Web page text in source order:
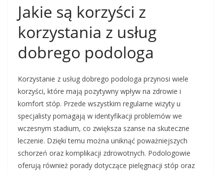
Jakie są korzyści z
korzystania z usług
dobrego podologa
Korzystanie z usług dobrego podologa przynosi wiele
korzyści, które mają pozytywny wpływ na zdrowie i
komfort stóp. Przede wszystkim regularne wizyty u
specjalisty pomagają w identyfikacji problemów we
wczesnym stadium, co zwiększa szanse na skuteczne
leczenie. Dzięki temu można uniknąć poważniejszych
schorzeń oraz komplikacji zdrowotnych. Podologowie
oferują również porady dotyczące pielęgnacji stóp oraz